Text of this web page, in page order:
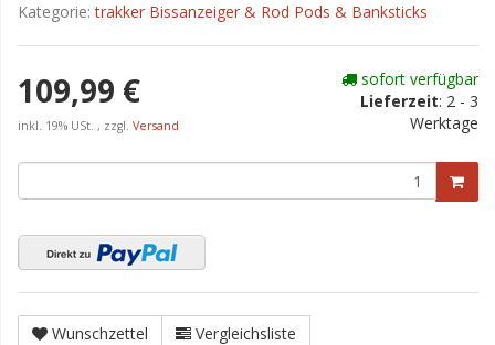
Kategorie:trakker Bissanzeiger & Rod Pods & Banksticks
109,99 €
inkl. 19% USt. , zzgl. Versand
sofort verfügbar
Lieferzeit: 2 - 3
Werktage
Wunschzettel
Vergleichsliste